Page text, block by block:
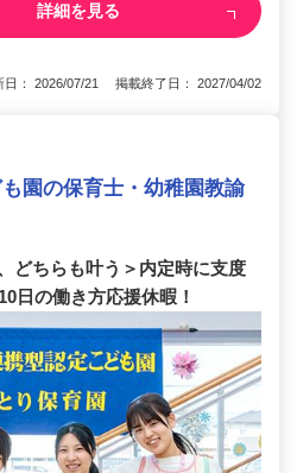
詳細を見る
日： 2026/07/21 掲載終了日： 2027/04/02
園の保育士・幼稚園教諭
どちらも叶う＞内定時に支度
日の働き方応援休暇！